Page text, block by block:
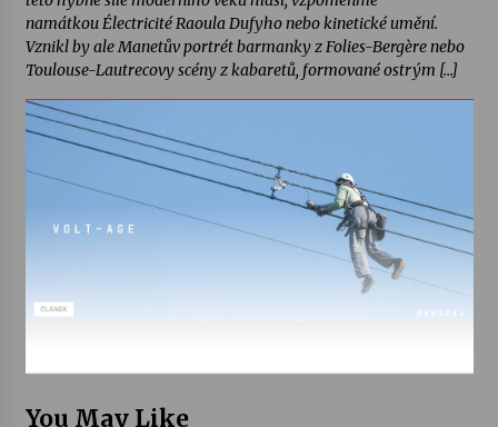
namátkou Électricité Raoula Dufyho nebo kinetické umění.
Vznikl by ale Manetův portrét barmanky z Folies-Bergère nebo
Toulouse-Lautrecovy scény z kabaretů, formované ostrým […]
You May Like